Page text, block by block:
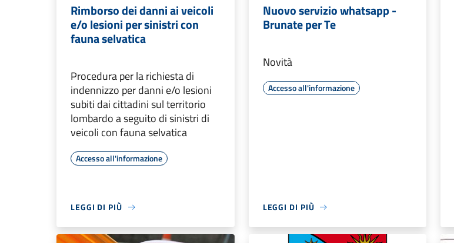
Rimborso dei danni ai veicoli
e/o lesioni per sinistri con
fauna selvatica
Procedura per la richiesta di
indennizzo per danni e/o lesioni
subiti dai cittadini sul territorio
lombardo a seguito di sinistri di
veicoli con fauna selvatica
Accesso all'informazione
LEGGI DI PIÙ
Nuovo servizio whatsapp -
Brunate per Te
Novità
Accesso all'informazione
LEGGI DI PIÙ